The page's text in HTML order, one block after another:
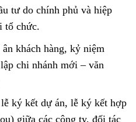
tư do chính phủ và hiệp
tổ chức.
khách hàng, kỷ niệm
chi nhánh mới – văn
ký kết dự án, lễ ký kết hợp
giữa các công ty, đối tác